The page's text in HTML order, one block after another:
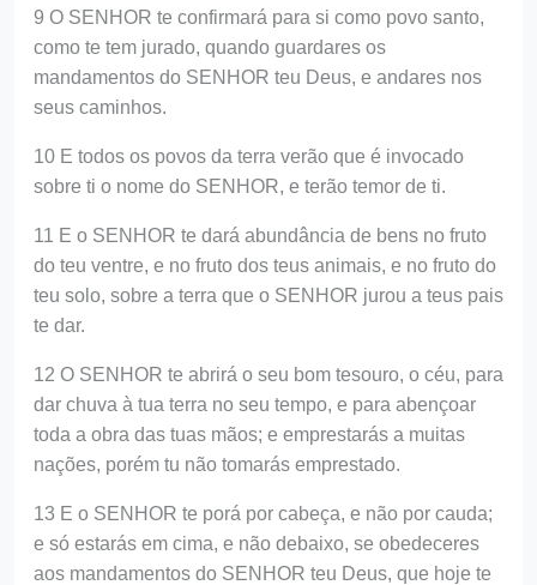
9 O SENHOR te confirmará para si como povo santo,
como te tem jurado, quando guardares os
mandamentos do SENHOR teu Deus, e andares nos
seus caminhos.
10 E todos os povos da terra verão que é invocado
sobre ti o nome do SENHOR, e terão temor de ti.
11 E o SENHOR te dará abundância de bens no fruto
do teu ventre, e no fruto dos teus animais, e no fruto do
teu solo, sobre a terra que o SENHOR jurou a teus pais
te dar.
12 O SENHOR te abrirá o seu bom tesouro, o céu, para
dar chuva à tua terra no seu tempo, e para abençoar
toda a obra das tuas mãos; e emprestarás a muitas
nações, porém tu não tomarás emprestado.
13 E o SENHOR te porá por cabeça, e não por cauda;
e só estarás em cima, e não debaixo, se obedeceres
aos mandamentos do SENHOR teu Deus, que hoje te